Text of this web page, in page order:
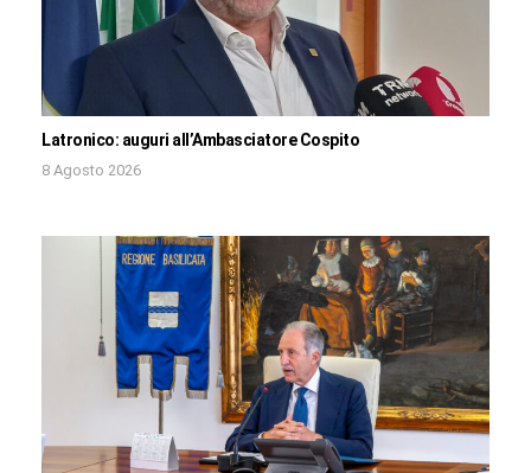
Latronico: auguri all’Ambasciatore Cospito
8 Agosto 2026